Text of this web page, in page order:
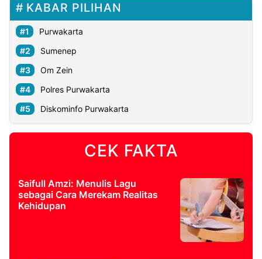
KABAR PILIHAN
Purwakarta
Sumenep
Om Zein
Polres Purwakarta
Diskominfo Purwakarta
CEK FAKTA
Saifull Amzi: Menulis Lagu
sebagai Cara Merekam Realitas
Kehidupan